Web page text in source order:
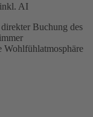
AI
Buchung des